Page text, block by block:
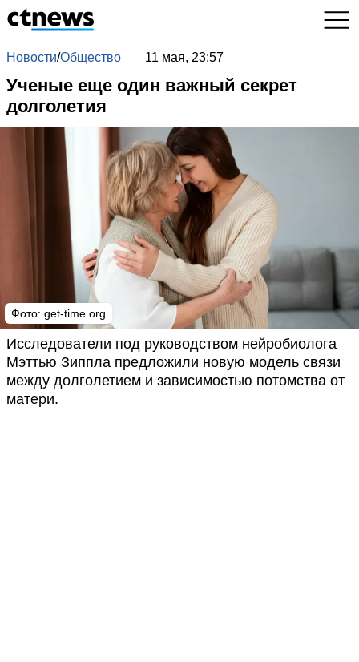
Новости/Общество 11 мая, 23:57
Ученые еще один важный секрет
долголетия
Фото: get-time.org
Исследователи под руководством нейробиолога
Мэттью Зиппла предложили новую модель связи
между долголетием и зависимостью потомства от
матери.